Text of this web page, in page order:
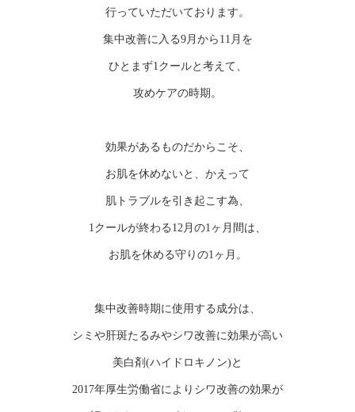
行っていただいております。
集中改善に入る9月から11月を
ひとまず1クールと考えて、
攻めケアの時期。
効果があるものだからこそ、
お肌を休めないと、かえって
肌トラブルを引き起こす為、
1クールが終わる12月の1ヶ月間は、
お肌を休める守りの1ヶ月。
集中改善時期に使用する成分は、
シミや肝斑たるみやシワ改善に効果が高い
美白剤(ハイドロキノン)と
2017年厚生労働省によりシワ改善の効果が